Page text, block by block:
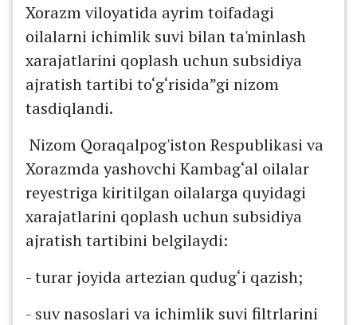
Xorazm viloyatida ayrim toifadagi
oilalarni ichimlik suvi bilan ta'minlash
xarajatlarini qoplash uchun subsidiya
ajratish tartibi to‘g‘risida”gi nizom
tasdiqlandi.
Nizom Qoraqalpog'iston Respublikasi va
Xorazmda yashovchi Kambag‘al oilalar
reyestriga kiritilgan oilalarga quyidagi
xarajatlarini qoplash uchun subsidiya
ajratish tartibini belgilaydi:
- turar joyida artezian qudug‘i qazish;
- suv nasoslari va ichimlik suvi filtrlarini